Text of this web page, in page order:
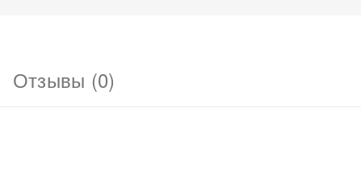
Отзывы (0)